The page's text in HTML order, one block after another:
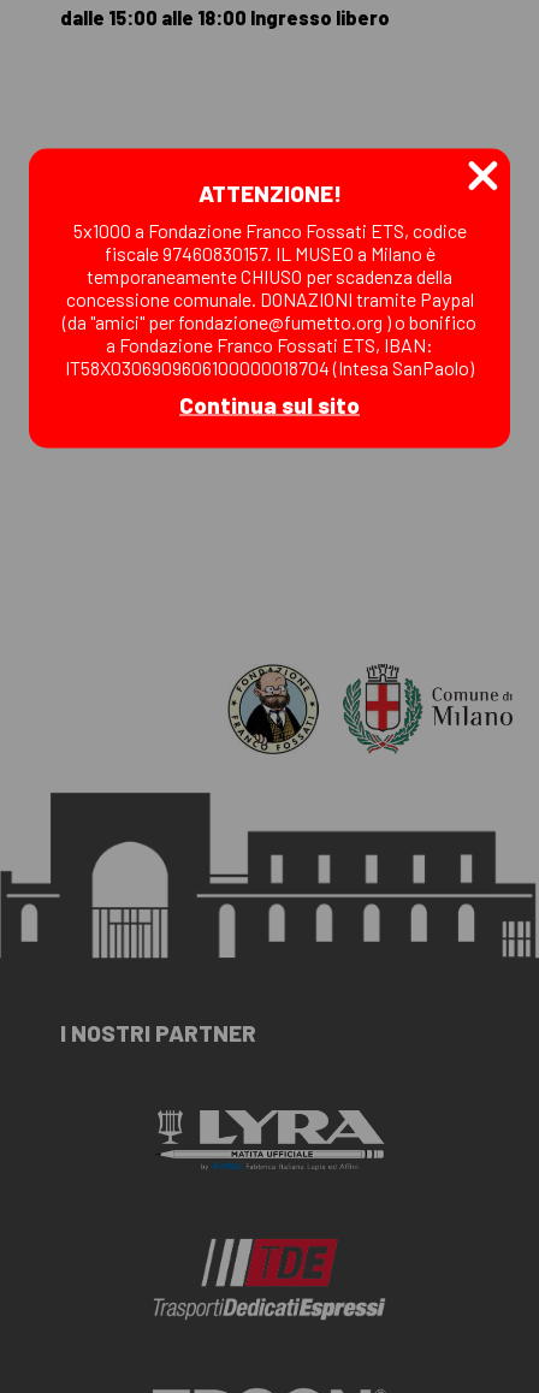
dalle 15:00 alle 18:00 Ingresso libero
I NOSTRI PARTNER
ATTENZIONE!
5x1000 a Fondazione Franco Fossati ETS, codice
fiscale 97460830157. IL MUSEO a Milano è
temporaneamente CHIUSO per scadenza della
concessione comunale. DONAZIONI tramite Paypal
(da "amici" per fondazione@fumetto.org ) o bonifico
a Fondazione Franco Fossati ETS, IBAN:
IT58X0306909606100000018704 (Intesa SanPaolo)
Continua sul sito